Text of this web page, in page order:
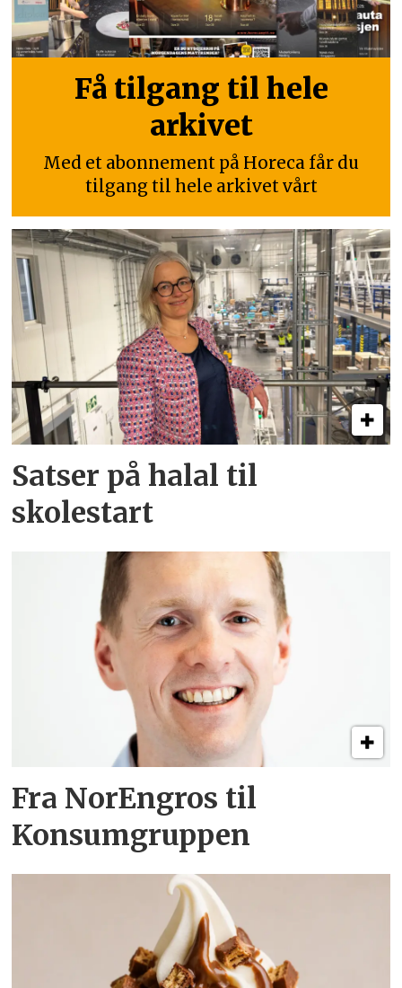
Få tilgang til hele
arkivet
Med et abonnement på Horeca får du
tilgang til hele arkivet vårt
Satser på halal til
skolestart
Fra NorEngros til
Konsumgruppen